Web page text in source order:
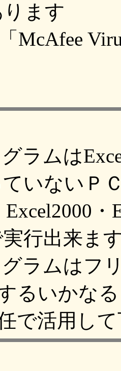
ます
McAfee
ラムは
いないＰ
・
実行出来ま
ラムはフ
るいかな
で活用し